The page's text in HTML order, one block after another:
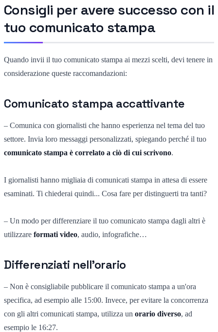
Consigli per avere successo con il
tuo comunicato stampa
Quando invii il tuo comunicato stampa ai mezzi scelti, devi tenere in
considerazione queste raccomandazioni:
Comunicato stampa accattivante
– Comunica con giornalisti che hanno esperienza nel tema del tuo
settore. Invia loro messaggi personalizzati, spiegando perché il tuo
comunicato stampa è correlato a ciò di cui scrivono.
I giornalisti hanno migliaia di comunicati stampa in attesa di essere
esaminati. Ti chiederai quindi... Cosa fare per distinguerti tra tanti?
– Un modo per differenziare il tuo comunicato stampa dagli altri è
utilizzare formati video, audio, infografiche…
Differenziati nell'orario
– Non è consigliabile pubblicare il comunicato stampa a un'ora
specifica, ad esempio alle 15:00. Invece, per evitare la concorrenza
con gli altri comunicati stampa, utilizza un orario diverso, ad
esempio le 16:27.